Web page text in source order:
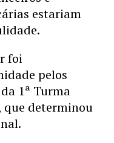
estariam
foi
pelos
1ª Turma
determinou